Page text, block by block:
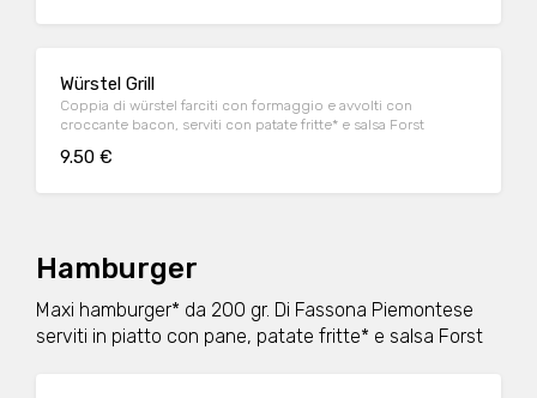
Würstel Grill
Coppia di würstel farciti con formaggio e avvolti con
croccante bacon, serviti con patate fritte* e salsa Forst
9.50 €
Hamburger
Maxi hamburger* da 200 gr. Di Fassona Piemontese
serviti in piatto con pane, patate fritte* e salsa Forst